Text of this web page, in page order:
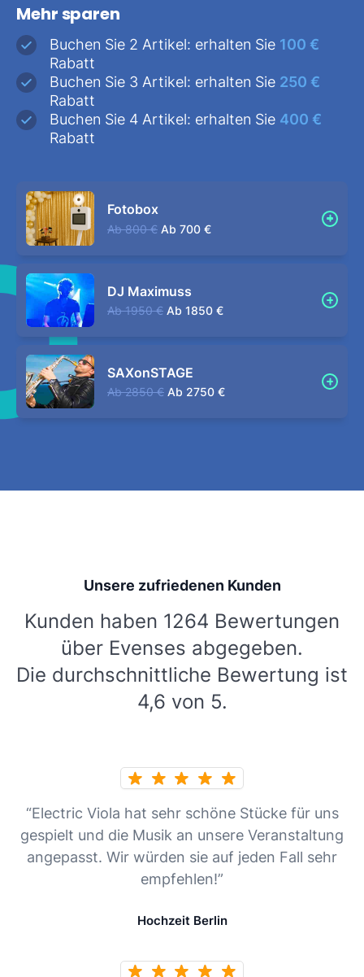
Mehr sparen
Buchen Sie 2 Artikel: erhalten Sie 100 €
Rabatt
Buchen Sie 3 Artikel: erhalten Sie 250 €
Rabatt
Buchen Sie 4 Artikel: erhalten Sie 400 €
Rabatt
Fotobox
Ab 800 € Ab 700 €
DJ Maximuss
Ab 1950 € Ab 1850 €
SAXonSTAGE
Ab 2850 € Ab 2750 €
Unsere zufriedenen Kunden
Kunden haben 1264 Bewertungen
über Evenses abgegeben.
Die durchschnittliche Bewertung ist
4,6 von 5.
“Electric Viola hat sehr schöne Stücke für uns
gespielt und die Musik an unsere Veranstaltung
angepasst. Wir würden sie auf jeden Fall sehr
empfehlen!”
Hochzeit Berlin